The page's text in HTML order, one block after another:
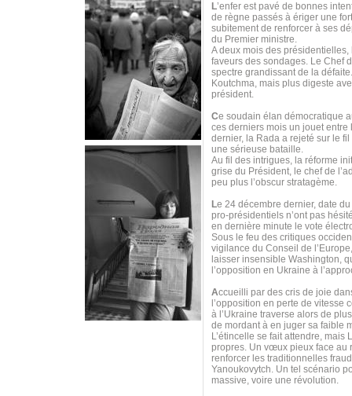
L’enfer est pavé de bonnes
de règne passés à ériger une
subitement de renforcer à ses
du Premier ministre.
A deux mois des
faveurs des sondages. Le Chef
spectre grandissant de la
Koutchma, mais plus digeste
président.
Ce soudain élan démocratique
ces derniers mois un jouet
dernier, la Rada a rejeté sur le
une sérieuse bataille.
Au fil des intrigues, la réforme
grise du Président, le chef de
peu plus l’obscur stratagème.
Le 24 décembre dernier, date
pro-présidentiels n’ont pas
en dernière minute le vote
Sous le feu des critiques
vigilance du Conseil de
laisser insensible Washington,
l’opposition en Ukraine à
Accueilli par des cris de joie
l’opposition en perte de
à l’Ukraine traverse alors de
de mordant à en juger sa faible
L’étincelle se fait attendre,
propres. Un vœux pieux face au
renforcer les traditionnelles
Yanoukovytch. Un tel scénario
massive, voire une révolution.